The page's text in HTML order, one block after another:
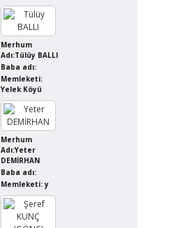
Merhum
Adı:Tülüy BALLI
Baba adı:
Memleketi:
Yelek Köyü
Merhum
Adı:Yeter
DEMİRHAN
Baba adı:
Memleketi: y